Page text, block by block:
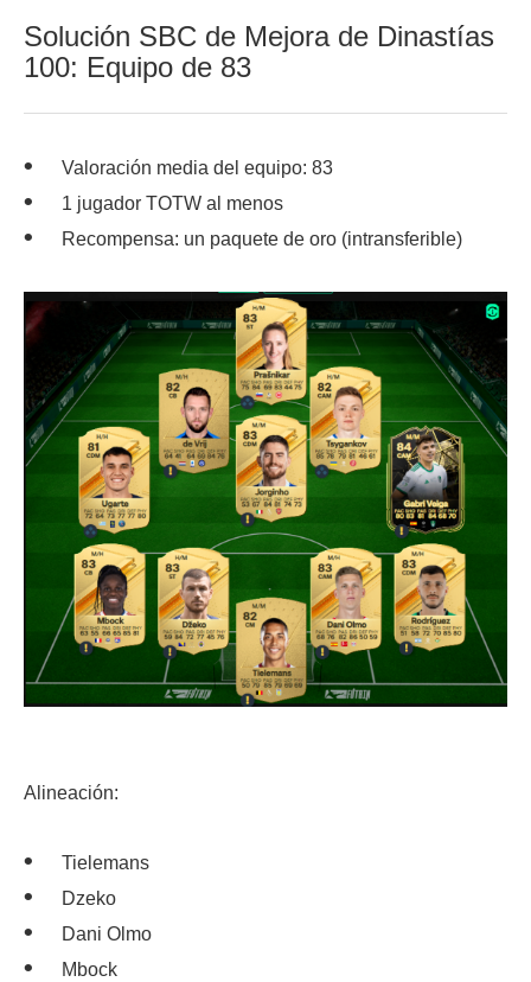
Solución SBC de Mejora de Dinastías
100: Equipo de 83
Valoración media del equipo: 83
1 jugador TOTW al menos
Recompensa: un paquete de oro (intransferible)
Alineación:
Tielemans
Dzeko
Dani Olmo
Mbock